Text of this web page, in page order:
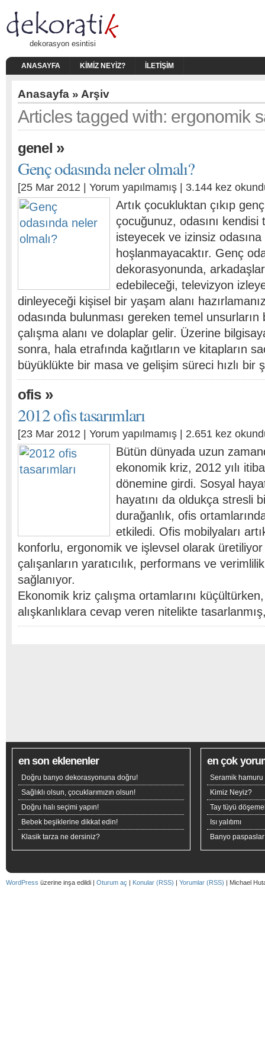
dekorasyon esintisi
ANASAYFA KIMIZ NEYIZ? İLETIŞIM
Anasayfa » Arşiv
Articles tagged with: ergonomik
genel »
Genç odasında neler olmalı?
[25 Mar 2012 | Yorum yapılmamış | 3.144 kez
Artık çocukluktan çıkıp
çocuğunuz, odasını kendisi
isteyecek ve izinsiz
hoşlanmayacaktır. Genç
dekorasyonunda,
edebileceği, televizyon
dinleyeceği kişisel bir yaşam alanı
odasında bulunması gereken temel unsurların
çalışma alanı ve dolaplar gelir. Üzerine
sonra, hala etrafında kağıtların ve kitapların
büyüklükte bir masa ve gelişim süreci hızlı bir
ofis»
2012 ofis tasarımları
[23 Mar 2012 | Yorum yapılmamış | 2.651 kez
Bütün dünyada uzun
ekonomik kriz, 2012 yılı
dönemine girdi. Sosyal
hayatını da oldukça stresli
durağanlık, ofis
etkiledi. Ofis mobilyaları
konforlu, ergonomik ve işlevsel olarak
çalışanların yaratıcılık, performans ve
sağlanıyor.
Ekonomik kriz çalışma ortamlarını
alışkanlıklara cevap veren nitelikte
en son eklenenler
Doğru banyo dekorasyonuna doğru!
Sağlıklı olsun, çocuklarımızın olsun!
Doğru halı seçimi yapın!
Bebek beşiklerine dikkat edin!
Klasik tarza ne dersiniz?
en çok
Seramik hamuru
Kimiz Neyiz?
Tay tüyü
Isı yalıtımı
Banyo
WordPress üzerine inşa edildi | Oturum aç | Konular (RSS) | Yorumlar (RSS) | Michael